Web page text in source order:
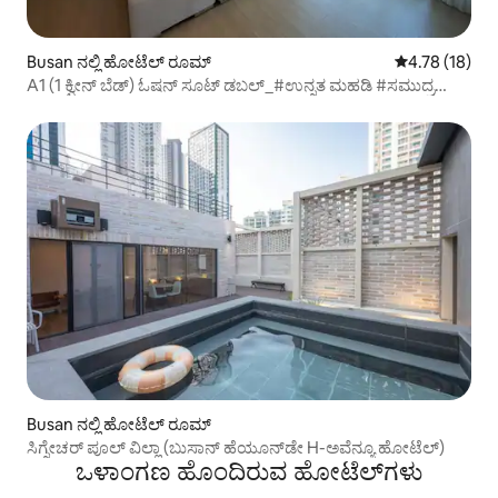
Busan ನಲ್ಲಿ ಹೋಟೆಲ್ ರೂಮ್ 5 ರಲ್ಲಿ 4.78
4.78 (18)
A1 (1 ಕ್ವೀನ್ ಬೆಡ್) ಓಷನ್ ಸೂಟ್ ಡಬಲ್_#ಉನ್ನತ ಮಹಡಿ #ಸಮುದ್ರ
Busan ನಲ್ಲಿ ಹೋಟೆಲ್ ರೂಮ್
ಸಿಗ್ನೇಚರ್ ಪೂಲ್ ವಿಲ್ಲಾ (ಬುಸಾನ್ ಹೆಯೂನ್‌ಡೇ H-ಅವೆನ್ಯೂ ಹೋಟೆಲ್)
ಒಳಾಂಗಣ ಹೊಂದಿರುವ ಹೋಟೆಲ್‌ಗಳು